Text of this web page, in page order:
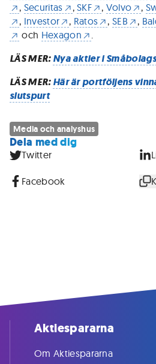
, Securitas ,SKF , Volvo ,
, Investor , Ratos ,SEB ,
och Hexagon .
LÄS MER:Nya aktier i
LÄS MER:Här är portföljens
slutspurt
Media och analyshus
Dela med dig
Twitter
Facebook
Aktiespararna
Om Aktiespararna